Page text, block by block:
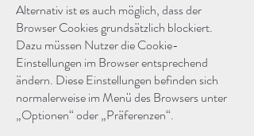
Alternativ ist es auch möglich, dass der
Browser Cookies grundsätzlich blockiert.
Dazu müssen Nutzer die Cookie-
Einstellungen im Browser entsprechend
ändern. Diese Einstellungen befinden sich
normalerweise im Menü des Browsers unter
„Optionen“ oder „Präferenzen“.